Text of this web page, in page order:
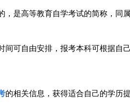
，是高等教育自学考试的简称，同
间可自由安排，报考本科可根据
的相关信息 ， 获得适合自己的学历